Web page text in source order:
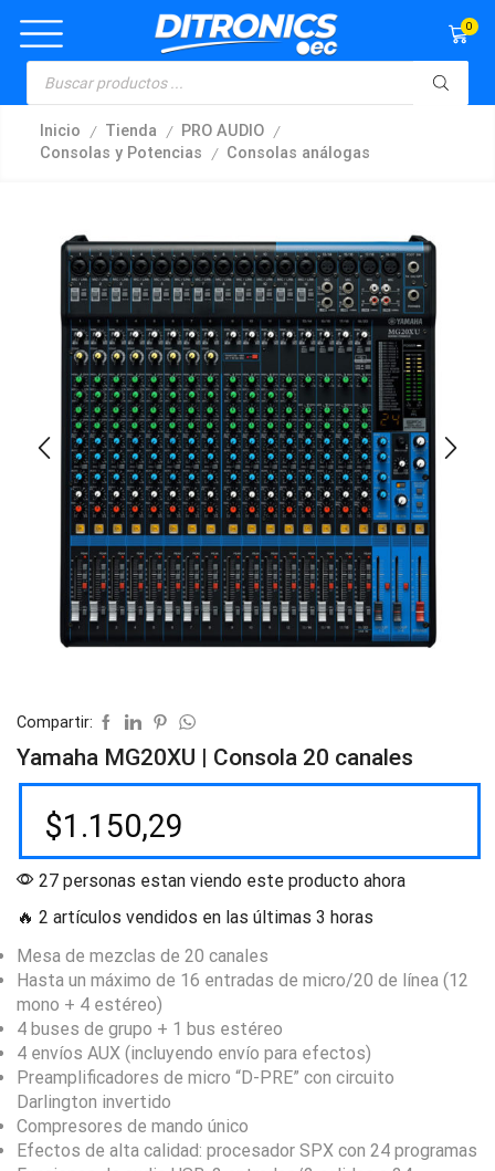
0
Inicio / Tienda / PRO AUDIO /
Consolas y Potencias / Consolas análogas
Compartir:
Yamaha MG20XU | Consola 20 canales
$1.150,29
27 personas estan viendo este producto ahora
🔥 2 artículos vendidos en las últimas 3 horas
Mesa de mezclas de 20 canales
Hasta un máximo de 16 entradas de micro/20 de línea (12
mono + 4 estéreo)
4 buses de grupo + 1 bus estéreo
4 envíos AUX (incluyendo envío para efectos)
Preamplificadores de micro “D-PRE” con circuito
Darlington invertido
Compresores de mando único
Efectos de alta calidad: procesador SPX con 24 programas